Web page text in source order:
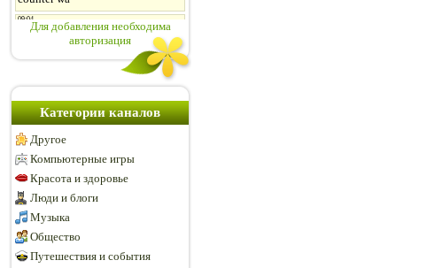
Для добавления необходима
авторизация
Категории каналов
Другое
Компьютерные игры
Красота и здоровье
Люди и блоги
Музыка
Общество
Путешествия и события